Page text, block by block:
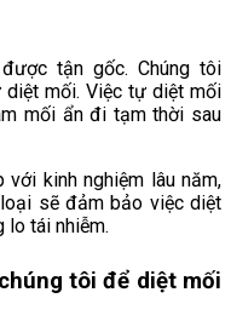
tận gốc. Chúng tôi
diệt mối. Việc tự diệt mối
mối ẩn đi tạm thời sau
với kinh nghiệm lâu năm,
sẽ đảm bảo việc diệt
lo tái nhiễm.
tôi để diệt mối